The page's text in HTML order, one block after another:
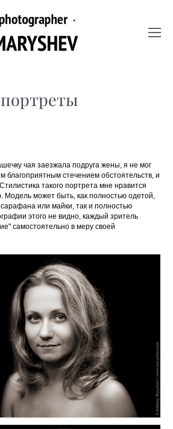
чая заезжала подруга жены, я не мог
благоприятным стечением обстоятельств, и
такого портрета мне нравится
Модель может быть, как полностью одетой,
или майки, так и полностью
этого не видно, каждый зритель
самостоятельно в меру своей